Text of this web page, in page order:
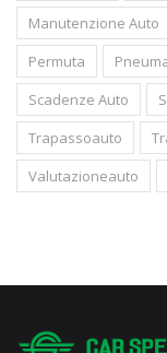
Manutenzione Auto
Permuta
Scadenze Auto
Trapassoauto
Valutazioneauto